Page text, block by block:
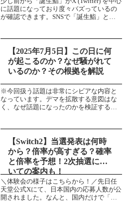
に話題になっており度々バズっているの
が確認できます。SNSで「誕生鮨」とい
生石」など一般的に聞くものから、「誕
生竜」...
【2025年7月5日】この日に何
が起こるのか？なぜ騒がれて
いるのか？その根拠を解説
※今回扱う話題は非常にシビアな内容と
なっています。デマを拡散する意図はな
く、なぜ話題になったのかを検証する記
たりから度々耳に入ってくる「2025年7月
5日」という...
【Switch2】当選発表は何時
から？倍率が高すぎる？確率
と倍率を予想！2次抽選につ
いての案内も！
＼体験会の様子はこちらから！／先日任
天堂公式Xにて、日本国内の応募人数が公
開されました。なんと、国内だけで「約